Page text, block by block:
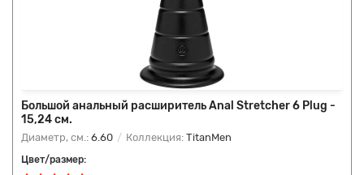
Большой анальный расширитель Anal Stretcher 6 Plug -
15,24 см.
Диаметр, см.: 6.60 Коллекция: TitanMen
Цвет/размер: